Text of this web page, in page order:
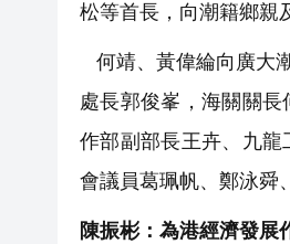
松等首長，向潮籍鄉親
何靖、黃偉綸向廣大
處長郭俊峯，海關關
作部副部長王卉、九
會議員葛珮帆、鄭泳舜
陳振彬：為港經濟發展